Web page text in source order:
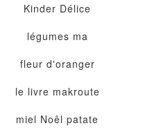
Kinder Délice
légumes ma
fleur d'oranger
le livre makroute
miel Noêl patate